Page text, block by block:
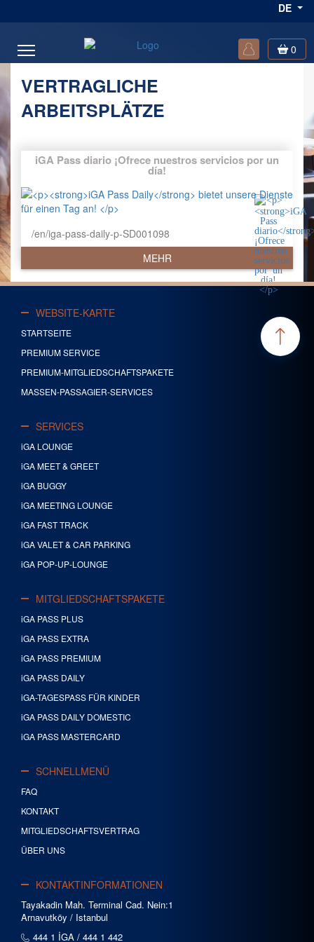
DE
0
VERTRAGLICHE
ARBEITSPLÄTZE
iGA Pass diario ¡Ofrece nuestros servicios por un
día!
/en/iga-pass-daily-p-SD001098
MEHR
WEBSITE-KARTE
STARTSEITE
PREMIUM SERVICE
PREMIUM-MITGLIEDSCHAFTSPAKETE
MASSEN-PASSAGIER-SERVICES
SERVICES
iGA LOUNGE
iGA MEET & GREET
iGA BUGGY
iGA MEETING LOUNGE
iGA FAST TRACK
iGA VALET & CAR PARKING
iGA POP-UP-LOUNGE
MITGLIEDSCHAFTSPAKETE
iGA PASS PLUS
iGA PASS EXTRA
iGA PASS PREMIUM
iGA PASS DAILY
iGA-TAGESPASS FÜR KINDER
iGA PASS DAILY DOMESTIC
iGA PASS MASTERCARD
SCHNELLMENÜ
FAQ
KONTAKT
MITGLIEDSCHAFTSVERTRAG
ÜBER UNS
KONTAKTINFORMATIONEN
Tayakadin Mah. Terminal Cad. Nein:1
Arnavutköy / Istanbul
444 1 İGA / 444 1 442